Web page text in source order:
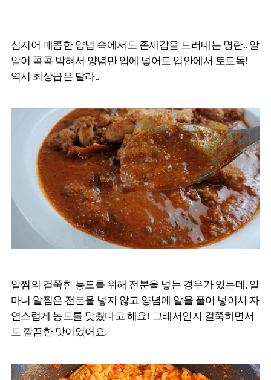
심지어 매콤한 양념 속에서도 존재감을 드러내는 명란.. 알
알이 콕콕 박혀서 양념만 입에 넣어도 입안에서 토도독!
역시 최상급은 달라..
알찜의 걸쭉한 농도를 위해 전분을 넣는 경우가 있는데, 알
마니 알찜은 전분을 넣지 않고 양념에 알을 풀어 넣어서 자
연스럽게 농도를 맞췄다고 해요! 그래서인지 걸쭉하면서
도 깔끔한 맛이었어요.